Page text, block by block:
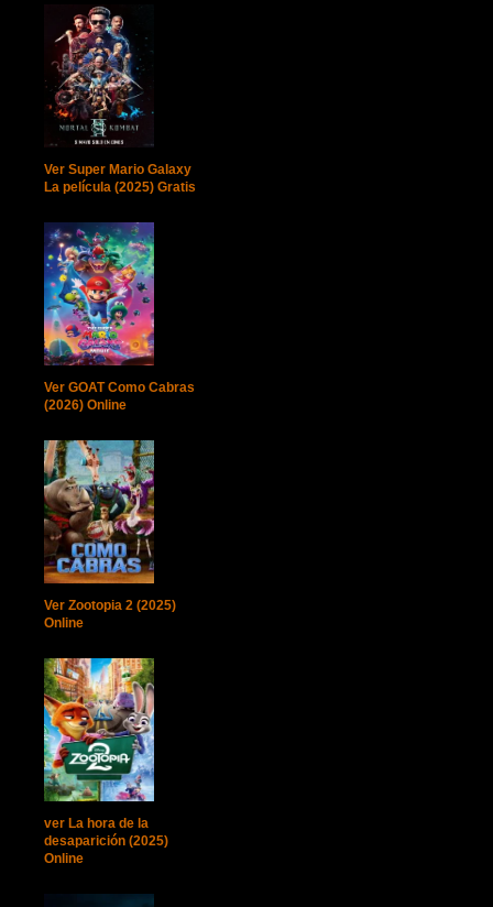
Ver Super Mario Galaxy
La película (2025) Gratis
Ver GOAT Como Cabras
(2026) Online
Ver Zootopia 2 (2025)
Online
ver La hora de la
desaparición (2025)
Online